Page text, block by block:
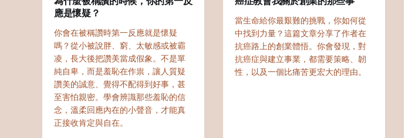
應是懷疑？
你會在被稱讚時第一反應就是懷疑
嗎？從小被說胖、窮、太敏感或被霸
凌，長大後把讚美當成假象。不是單
純自卑，而是羞恥在作祟，讓人質疑
讚美的誠意、覺得不配得到好事，甚
至害怕親密。學會辨識那些羞恥的信
念，溫柔回應內在的小聲音，才能真
正接收肯定與自在。
當生命給你最艱難的挑戰，你如何從
中找到力量？這篇文章分享了作者在
抗癌路上的創業體悟。你會發現，對
抗癌症與建立事業，都需要策略、韌
性，以及一個比痛苦更宏大的理由。